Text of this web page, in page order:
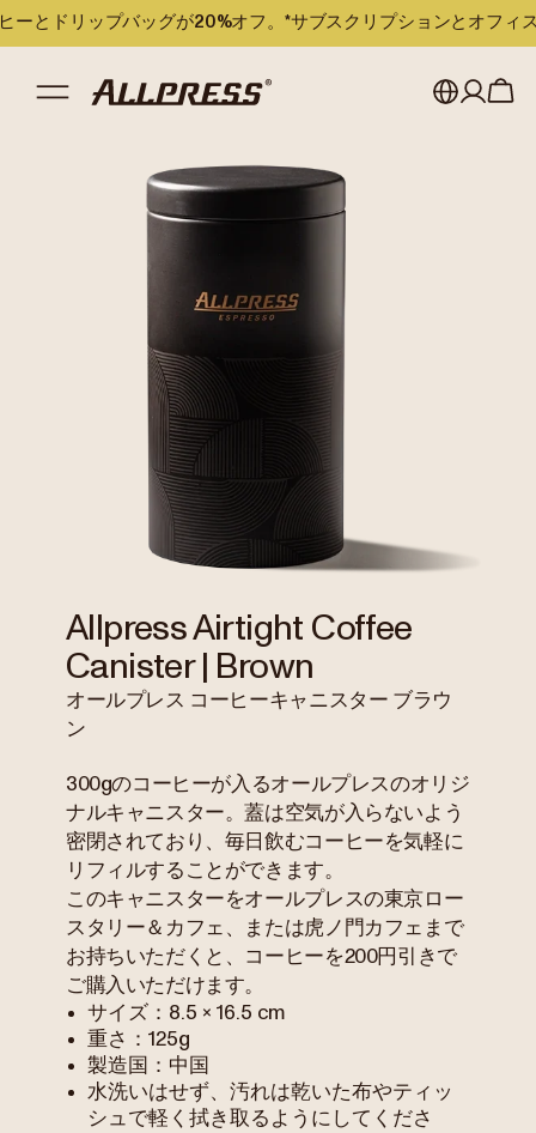
ーとドリップバッグが20%オフ。*サブスクリプションとオフィ
Australia
Japan (en)
United Kingdom
My account
Sign in
Allpress Airtight Coffee
Canister | Brown
オールプレス コーヒーキャニスター ブラウ
ン
300gのコーヒーが入るオールプレスのオリジ
ナルキャニスター。蓋は空気が入らないよう
密閉されており、毎日飲むコーヒーを気軽に
リフィルすることができます。
このキャニスターをオールプレスの東京ロー
スタリー＆カフェ、または虎ノ門カフェまで
お持ちいただくと、コーヒーを200円引きで
ご購入いただけます。
サイズ：8.5 × 16.5 cm
重さ：125g
製造国：中国
水洗いはせず、汚れは乾いた布やティッ
シュで軽く拭き取るようにしてくださ